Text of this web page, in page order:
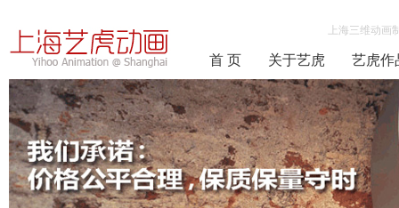
上海三维动
首 页 关于艺虎 艺虎作